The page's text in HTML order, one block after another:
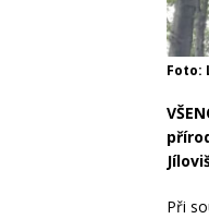
Foto:
Při